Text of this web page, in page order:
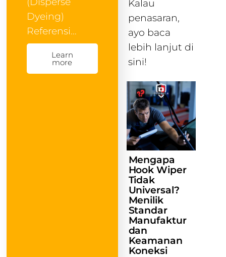
Dyeing)
Referensi…
Learn
more
Kalau
penasaran,
ayo baca
lebih lanjut di
sini!
Mengapa
Hook Wiper
Tidak
Universal?
Menilik
Standar
Manufaktur
dan
Keamanan
Koneksi